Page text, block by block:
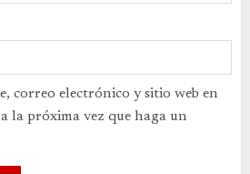
correo electrónico y sitio web en
la próxima vez que haga un